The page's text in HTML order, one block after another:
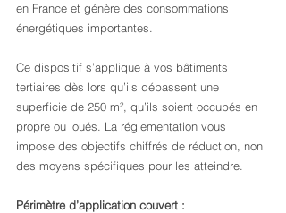
en France et génère des consommations
énergétiques importantes.
Ce dispositif s’applique à vos bâtiments
tertiaires dès lors qu’ils dépassent une
superficie de 250 m², qu’ils soient occupés en
propre ou loués. La réglementation vous
impose des objectifs chiffrés de réduction, non
des moyens spécifiques pour les atteindre.
Périmètre d’application couvert :